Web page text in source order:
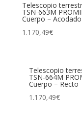
Telescopio
TSN-663M
Cuerpo – Acodado
1.170,49€
Telescopio
TSN-664M
Cuerpo – Recto
1.170,49€